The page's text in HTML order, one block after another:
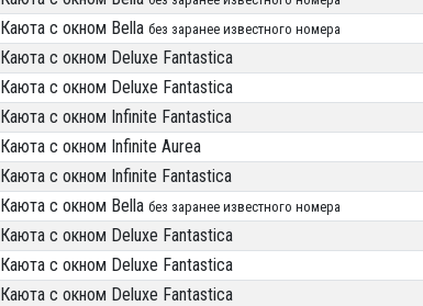
Каюта с окном Bella без заранее известного номера
Каюта с окном Deluxe Fantastica
Каюта с окном Deluxe Fantastica
Каюта с окном Infinite Fantastica
Каюта с окном Infinite Aurea
Каюта с окном Infinite Fantastica
Каюта с окном Bella без заранее известного номера
Каюта с окном Deluxe Fantastica
Каюта с окном Deluxe Fantastica
Каюта с окном Deluxe Fantastica